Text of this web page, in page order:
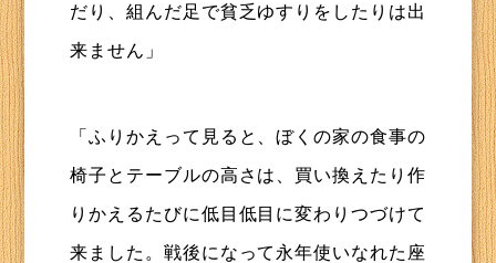
だり、組んだ足で貧乏ゆすりをしたりは出
来ません」
「ふりかえって見ると、ぼくの家の食事の
椅子とテーブルの高さは、買い換えたり作
りかえるたびに低目低目に変わりつづけて
来ました。戦後になって永年使いなれた座